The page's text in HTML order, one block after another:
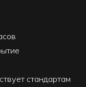
стандартам